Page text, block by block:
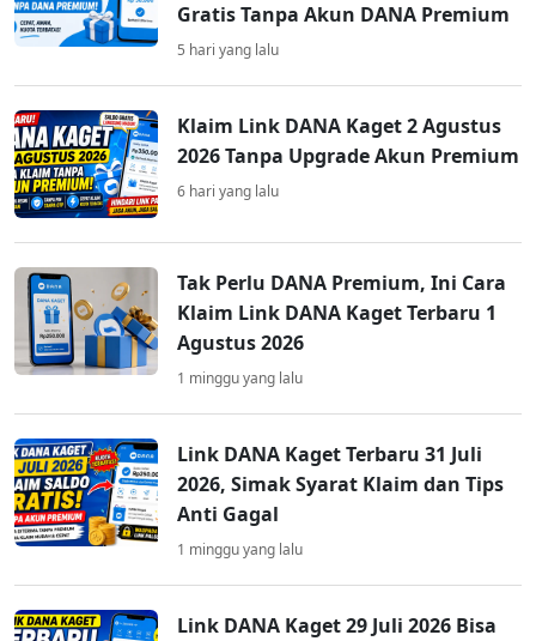
Gratis Tanpa Akun DANA Premium
5 hari yang lalu
Klaim Link DANA Kaget 2 Agustus
2026 Tanpa Upgrade Akun Premium
6 hari yang lalu
Tak Perlu DANA Premium, Ini Cara
Klaim Link DANA Kaget Terbaru 1
Agustus 2026
1 minggu yang lalu
Link DANA Kaget Terbaru 31 Juli
2026, Simak Syarat Klaim dan Tips
Anti Gagal
1 minggu yang lalu
Link DANA Kaget 29 Juli 2026 Bisa